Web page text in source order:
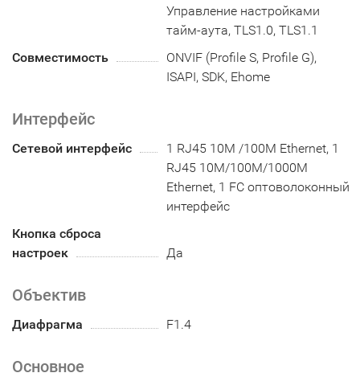
Управление настройками
тайм-аута, TLS1.0, TLS1.1
Совместимость
ONVIF (Profile S, Profile G),
ISAPI, SDK, Ehome
Интерфейс
Сетевой интерфейс
1 RJ45 10M /100M Ethernet, 1
RJ45 10M/100M/1000M
Ethernet, 1 FC оптоволоконный
интерфейс
Кнопка сброса
настроек
Да
Объектив
Диафрагма F1.4
Основное